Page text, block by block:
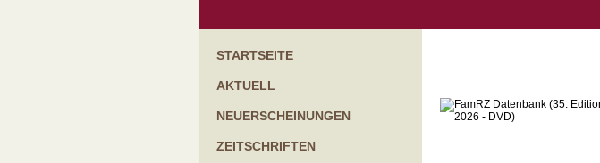
Weitere Bücher
STARTSEITE
AKTUELL
NEUERSCHEINUNGEN
ZEITSCHRIFTEN